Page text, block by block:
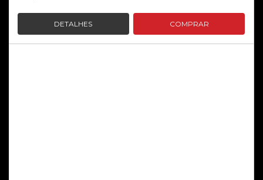
DETALHES COMPRAR